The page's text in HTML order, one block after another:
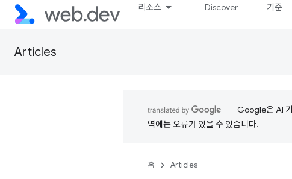
리소스 Discover 기준
Articles
Google은 AI
역에는 오류가 있을 수 있습니다.
홈 Articles